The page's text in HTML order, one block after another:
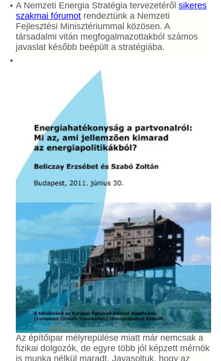
A Nemzeti Energia Stratégia tervezetéről sikeres
szakmai fórumot rendeztünk a Nemzeti
Fejlesztési Minisztériummal közösen. A
társadalmi vitán megfogalmazottakból számos
javaslat később beépült a stratégiába.
Az építőipar mélyrepülése miatt már nemcsak a
fizikai dolgozók, de egyre több jól képzett mérnök
is munka nélkül maradt. Javasoltuk, hogy az